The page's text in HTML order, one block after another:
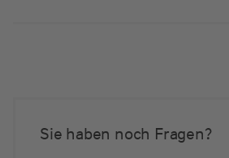
Sie haben noch Fragen?